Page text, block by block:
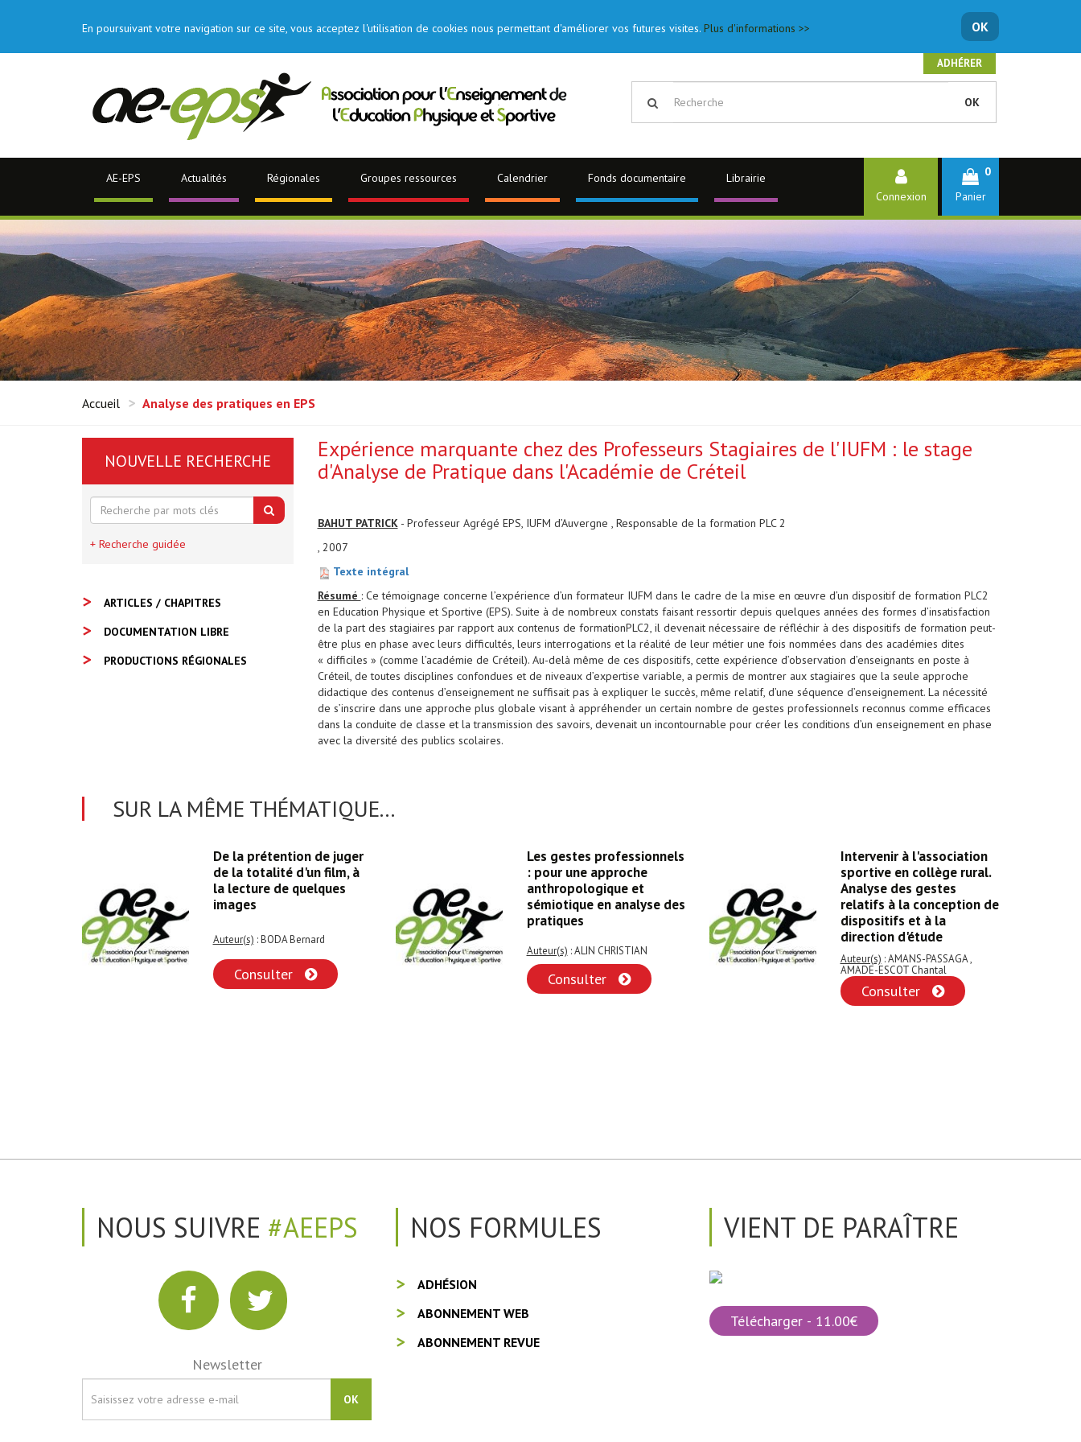
En poursuivant votre navigation sur ce site, vous acceptez l'utilisation de cookies nous permettant d'améliorer vos futures visites. Plus d'informations >> OK
ADHÉRER
OK
AE-EPS Actualités Régionales Groupes ressources Calendrier Fonds documentaire
Librairie
Connexion
0
Panier
Accueil Analyse des pratiques en EPS
Expérience marquante chez des Professeurs Stagiaires de l'IUFM : le stage
d'Analyse de Pratique dans l'Académie de Créteil
BAHUT PATRICK- Professeur Agrégé EPS, IUFM d’Auvergne , Responsable de la formation PLC 2
, 2007
Texte intégral
Résumé : Ce témoignage concerne l’expérience d’un formateur IUFM dans le cadre de la mise en œuvre d’un dispositif de formation PLC2
en Education Physique et Sportive (EPS). Suite à de nombreux constats faisant ressortir depuis quelques années des formes d’insatisfaction
de la part des stagiaires par rapport aux contenus de formationPLC2, il devenait nécessaire de réfléchir à des dispositifs de formation peut-
être plus en phase avec leurs difficultés, leurs interrogations et la réalité de leur métier une fois nommées dans des académies dites
« difficiles » (comme l’académie de Créteil). Au-delà même de ces dispositifs, cette expérience d’observation d’enseignants en poste à
Créteil, de toutes disciplines confondues et de niveaux d’expertise variable, a permis de montrer aux stagiaires que la seule approche
didactique des contenus d’enseignement ne suffisait pas à expliquer le succès, même relatif, d’une séquence d’enseignement. La nécessité
de s’inscrire dans une approche plus globale visant à appréhender un certain nombre de gestes professionnels reconnus comme efficaces
dans la conduite de classe et la transmission des savoirs, devenait un incontournable pour créer les conditions d’un enseignement en phase
avec la diversité des publics scolaires.
NOUVELLE RECHERCHE
+ Recherche guidée
ARTICLES / CHAPITRES
DOCUMENTATION LIBRE
PRODUCTIONS RÉGIONALES
SUR LA MÊME THÉMATIQUE...
De la prétention de juger
de la totalité d'un film, à
la lecture de quelques
images
Auteur(s) : BODA Bernard
Consulter
Les gestes professionnels
: pour une approche
anthropologique et
sémiotique en analyse des
pratiques
Auteur(s) : ALIN CHRISTIAN
Consulter
Intervenir à l'association
sportive en collège rural.
Analyse des gestes
relatifs à la conception de
dispositifs et à la
direction d'étude
Auteur(s) : AMANS-PASSAGA ,
AMADE-ESCOT Chantal
Consulter
NOUS SUIVRE #AEEPS
Newsletter
OK
NOS FORMULES
ADHÉSION
ABONNEMENT WEB
ABONNEMENT REVUE
VIENT DE PARAÎTRE
Télécharger - 11.00€